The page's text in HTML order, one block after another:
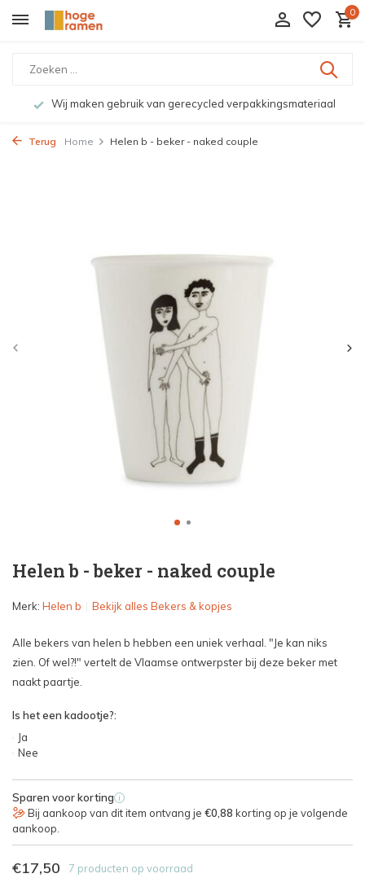
0
Wij maken gebruik van gerecycled verpakkingsmateriaal
Terug Home Helen b - beker - naked couple
Helen b - beker - naked couple
Merk: Helen b Bekijk alles Bekers & kopjes
Alle bekers van helen b hebben een uniek verhaal. "Je kan niks
zien. Of wel?!" vertelt de Vlaamse ontwerpster bij deze beker met
naakt paartje.
Is het een kadootje?:
Ja
Nee
Sparen voor korting i
Bij aankoop van dit item ontvang je €0,88 korting op je volgende
aankoop.
€17,50 7 producten op voorraad